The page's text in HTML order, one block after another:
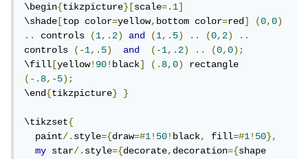
\begin{tikzpicture}[scale=.1]
\shade [top color=yellow,bottom color=red] (0,0)
..
controls (1,.2) and (1,.5) .. (0,2)
..
controls (-1,.5) and (-1,.2) .. (0,0);
\fill [yellow!90!black] (.8,0)
(-.8,-5);
\end{tikzpicture} }
\tikzset{
  paint
/.style={draw=#1!50!black, fill=#1!50},
my star/.style={decorate,decoration={shape